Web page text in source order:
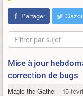
Partager
Filtrer par sujet
Mise à jour
correction de bugs
Magic the Gathering15